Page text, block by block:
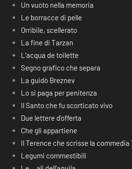
Un vuoto nella memoria
Le borracce di pelle
Orribile, scellerato
La fine di Tarzan
L’acqua de toilette
Segno grafico che separa
La guidò Breznev
Lo si paga per penitenza
Il Santo che fu scorticato vivo
Due lettere d’offerta
Che gli appartiene
Il Terence che scrisse la commedia
Legumi commestibili